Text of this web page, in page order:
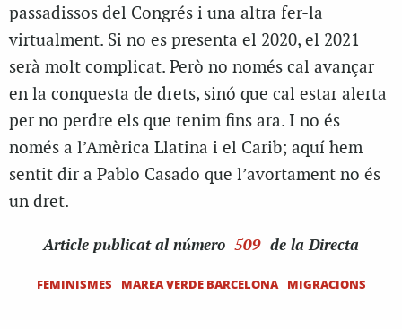
passadissos del Congrés i una altra fer-la
virtualment. Si no es presenta el 2020, el 2021
serà molt complicat. Però no només cal avançar
en la conquesta de drets, sinó que cal estar alerta
per no perdre els que tenim fins ara. I no és
només a l’Amèrica Llatina i el Carib; aquí hem
sentit dir a Pablo Casado que l’avortament no és
un dret.
Article publicat al número 509 de la Directa
FEMINISMES MAREA VERDE BARCELONA MIGRACIONS